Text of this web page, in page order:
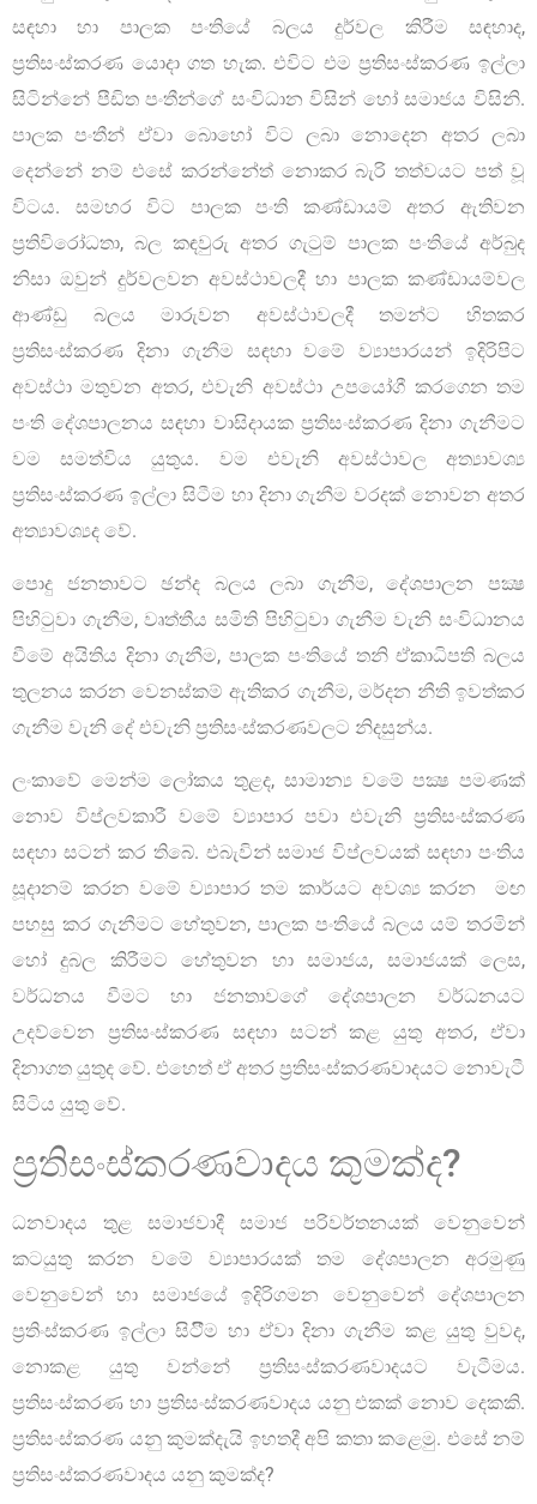
සඳහා හා පාලක පංතියේ බලය දුර්වල කිරීම සඳහාද,
ප්‍රතිසංස්කරණ යොදා ගත හැක. එවිට එම ප්‍රතිසංස්කරණ ඉල්ලා
සිටින්නේ පීඩිත පංතීන්ගේ සංවිධාන විසින් හෝ සමාජය විසිනි.
පාලක පංතීන් ඒවා බොහෝ විට ලබා නොදෙන අතර ලබා
දෙන්නේ නම් එසේ කරන්නේත් නොකර බැරි තත්වයට පත් වූ
විටය. සමහර විට පාලක පංති කණ්ඩායම් අතර ඇතිවන
ප්‍රතිවිරෝධතා, බල කඳවුරු අතර ගැටුම් පාලක පංතියේ අර්බුද
නිසා ඔවුන් දුර්වලවන අවස්ථාවලදී හා පාලක කණ්ඩායම්වල
ආණ්ඩු බලය මාරුවන අවස්ථාවලදී තමන්ට හිතකර
ප්‍රතිසංස්කරණ දිනා ගැනීම සඳහා වමේ ව්‍යාපාරයන් ඉදිරිපිට
අවස්ථා මතුවන අතර, එවැනි අවස්ථා උපයෝගී කරගෙන තම
පංති දේශපාලනය සඳහා වාසිදායක ප්‍රතිසංස්කරණ දිනා ගැනීමට
වම සමත්විය යුතුය. වම එවැනි අවස්ථාවල අත්‍යාවශ්‍ය
ප්‍රතිසංස්කරණ ඉල්ලා සිටීම හා දිනා ගැනීම වරදක් නොවන අතර
අත්‍යාවශ්‍යද වේ.
පොදු ජනතාවට ඡන්ද බලය ලබා ගැනීම, දේශපාලන පක්‍ෂ
පිහිටුවා ගැනීම, වෘත්තීය සමිති පිහිටුවා ගැනීම වැනි සංවිධානය
වීමේ අයිතිය දිනා ගැනීම, පාලක පංතියේ තනි ඒකාධිපති බලය
තුලනය කරන වෙනස්කම් ඇතිකර ගැනීම, මර්දන නීති ඉවත්කර
ගැනීම වැනි දේ එවැනි ප්‍රතිසංස්කරණවලට නිදසුන්ය.
ලංකාවේ මෙන්ම ලෝකය තුළද, සාමාන්‍ය වමේ පක්‍ෂ පමණක්
නොව විප්ලවකාරී වමේ ව්‍යාපාර පවා එවැනි ප්‍රතිසංස්කරණ
සඳහා සටන් කර තිබේ. එබැවින් සමාජ විප්ලවයක් සඳහා පංතිය
සූදානම් කරන වමේ ව්‍යාපාර තම කාර්යට අවශ්‍ය කරන මඟ
පහසු කර ගැනීමට හේතුවන, පාලක පංතියේ බලය යම් තරමින්
හෝ දුබල කිරීමට හේතුවන හා සමාජය, සමාජයක් ලෙස,
වර්ධනය වීමට හා ජනතාවගේ දේශපාලන වර්ධනයට
උදව්වෙන ප්‍රතිසංස්කරණ සඳහා සටන් කළ යුතු අතර, ඒවා
දිනාගත යුතුද වේ. එහෙත් ඒ අතර ප්‍රතිසංස්කරණවාදයට නොවැටී
සිටිය යුතු වේ.
ප්‍රතිසංස්කරණවාදය කුමක්ද?
ධනවාදය තුළ සමාජවාදී සමාජ පරිවර්තනයක් වෙනුවෙන්
කටයුතු කරන වමේ ව්‍යාපාරයක් තම දේශපාලන අරමුණු
වෙනුවෙන් හා සමාජයේ ඉදිරිගමන වෙනුවෙන් දේශපාලන
ප්‍රතිංස්කරණ ඉල්ලා සිටිීම හා ඒවා දිනා ගැනීම කළ යුතු වුවද,
නොකළ යුතු වන්නේ ප්‍රතිසංස්කරණවාදයට වැටීමය.
ප්‍රතිසංස්කරණ හා ප්‍රතිසංස්කරණවාදය යනු එකක් නොව දෙකකි.
ප්‍රතිසංස්කරණ යනු කුමක්දැයි ඉහතදී අපි කතා කළෙමු. එසේ නම්
ප්‍රතිසංස්කරණවාදය යනු කුමක්ද?